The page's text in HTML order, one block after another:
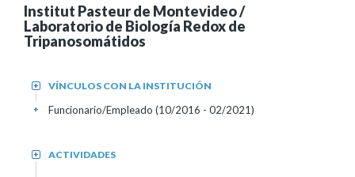
Institut Pasteur de Montevideo /
Laboratorio de Biología Redox de
Tripanosomátidos
VÍNCULOS CON LA INSTITUCIÓN
+
Funcionario/Empleado (10/2016 - 02/2021)
+
ACTIVIDADES
+